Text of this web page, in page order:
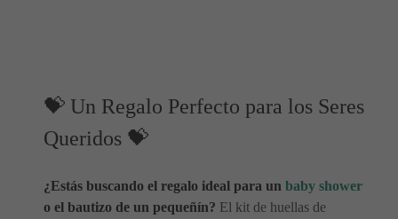
💝 Un Regalo Perfecto para los Seres
Queridos 💝
¿Estás buscando el regalo ideal para un baby shower
o el bautizo de un pequeñín? El kit de huellas de